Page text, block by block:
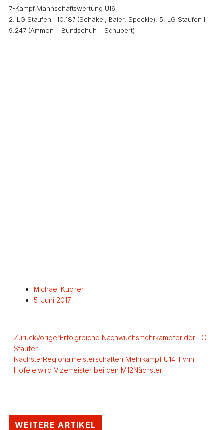
7-Kampf Mannschaftswertung U16:
2. LG Staufen I 10.187 (Schäkel, Baier, Speckle), 5. LG Staufen II
9.247 (Ammon – Bundschuh – Schubert)
Michael Kucher
5. Juni 2017
ZurückVorigerErfolgreiche Nachwuchsmehrkämpfer der LG
Staufen
NächsterRegionalmeisterschaften Mehrkampf U14: Fynn
Hofele wird Vizemeister bei den M12Nächster
WEITERE ARTIKEL